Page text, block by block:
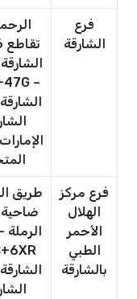
فرع
الشارقة
فرع مركز
الهلال
الأحمر
الطبي
بالشارقة
طريق